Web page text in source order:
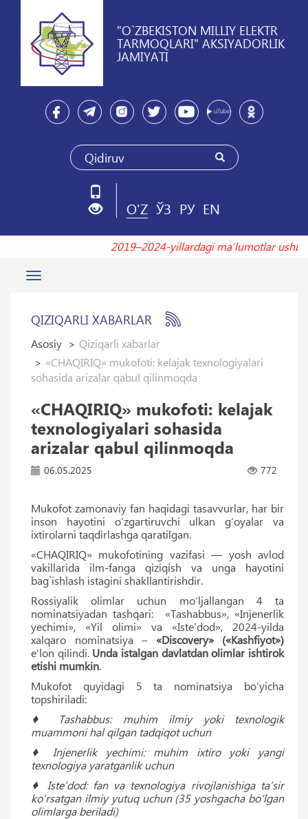
"O`ZBEKISTON MILLIY ELEKTR
TARMOQLARI" AKSIYADORLIK
JAMIYATI
O'Z ЎЗ РУ EN
2019–2024-yillardagi maʼlumotlar
Toggle
QIZIQARLI XABARLAR
Asosiy
Qiziqarli xabarlar
«CHAQIRIQ» mukofoti: kelajak texnologiyalari
sohasida arizalar qabul qilinmoqda
«CHAQIRIQ» mukofoti: kelajak
texnologiyalari sohasida
arizalar qabul qilinmoqda
06.05.2025 772
Mukofot zamonaviy fan haqidagi tasavvurlar, har bir
inson hayotini o‘zgartiruvchi ulkan g‘oyalar va
ixtirolarni taqdirlashga qaratilgan.
«CHAQIRIQ» mukofotining vazifasi — yosh avlod
vakillarida ilm-fanga qiziqish va unga hayotini
bag`ishlash istagini shakllantirishdir.
Rossiyalik olimlar uchun mo‘ljallangan 4 ta
nominatsiyadan tashqari: «Tashabbus», «Injenerlik
yechimi», «Yil olimi» va «Isteʼdod», 2024-yilda
xalqaro nominatsiya – «Discovery» («Kashfiyot»)
eʼlon qilindi. Unda istalgan davlatdan olimlar ishtirok
etishi mumkin.
Mukofot quyidagi 5 ta nominatsiya bo‘yicha
topshiriladi:
♦ Tashabbus: muhim ilmiy yoki texnologik
muammoni hal qilgan tadqiqot uchun
♦ Injenerlik yechimi: muhim ixtiro yoki yangi
texnologiya yaratganlik uchun
♦ Isteʼdod: fan va texnologiya rivojlanishiga ta’sir
ko‘rsatgan ilmiy yutuq uchun (35 yoshgacha bo‘lgan
olimlarga beriladi)